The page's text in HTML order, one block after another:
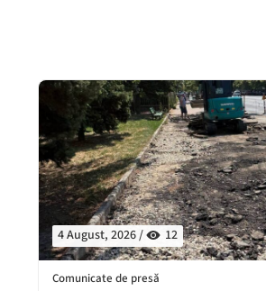
4 August, 2026 / 12
Comunicate de presă